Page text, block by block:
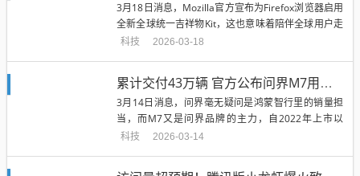
3月18日消息，Mozilla官方宣布为Firefox浏览器启用
全新全球统一吉祥物Kit，这也意味着陪伴全球用户走
过二十...
科技 2026-03-18
累计交付43万辆 官方公布问界M7用户画像：90后成绝对主力
3月14日消息，问界毫无疑问是鸿蒙智行里的销量担
当，而M7又是问界品牌的主力，自2022年上市以
来，其累计销量已经突破了...
科技 2026-03-14